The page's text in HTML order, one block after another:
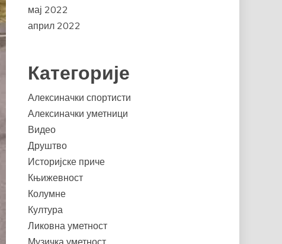
мај 2022
април 2022
Категорије
Алексиначки спортисти
Алексиначки уметници
Видео
Друштво
Историјске приче
Књижевност
Колумне
Култура
Ликовна уметност
Музичка уметност